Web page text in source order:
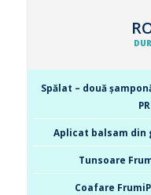
Spălat – două
Aplicat balsam din
Tunsoare
Coafare